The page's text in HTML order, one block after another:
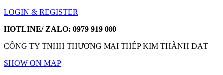
LOGIN & REGISTER
HOTLINE/ ZALO: 0979 919 080
CÔNG TY TNHH THƯƠNG MẠI THÉP KIM THÀNH ĐẠT
SHOW ON MAP